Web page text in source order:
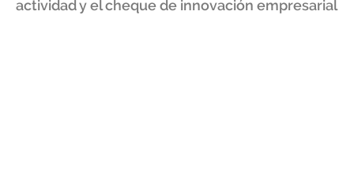
actividad y el cheque de innovación empresarial